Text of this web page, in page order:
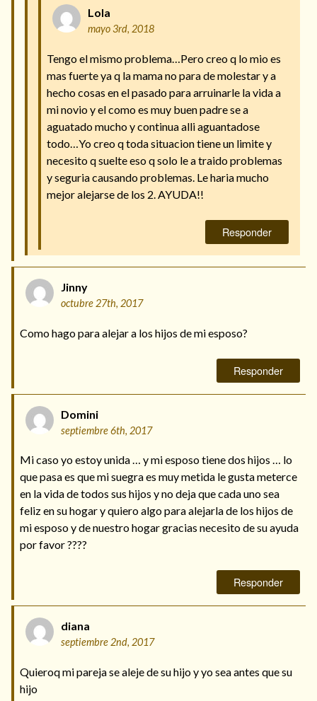
Lola
mayo 3rd, 2018
Tengo el mismo problema…Pero creo q lo mio es
mas fuerte ya q la mama no para de molestar y a
hecho cosas en el pasado para arruinarle la vida a
mi novio y el como es muy buen padre se a
aguatado mucho y continua alli aguantadose
todo…Yo creo q toda situacion tiene un limite y
necesito q suelte eso q solo le a traido problemas
y seguria causando problemas. Le haria mucho
mejor alejarse de los 2. AYUDA!!
Responder
Jinny
octubre 27th, 2017
Como hago para alejar a los hijos de mi esposo?
Responder
Domini
septiembre 6th, 2017
Mi caso yo estoy unida … y mi esposo tiene dos hijos … lo
que pasa es que mi suegra es muy metida le gusta meterce
en la vida de todos sus hijos y no deja que cada uno sea
feliz en su hogar y quiero algo para alejarla de los hijos de
mi esposo y de nuestro hogar gracias necesito de su ayuda
por favor ????
Responder
diana
septiembre 2nd, 2017
Quieroq mi pareja se aleje de su hijo y yo sea antes que su
hijo